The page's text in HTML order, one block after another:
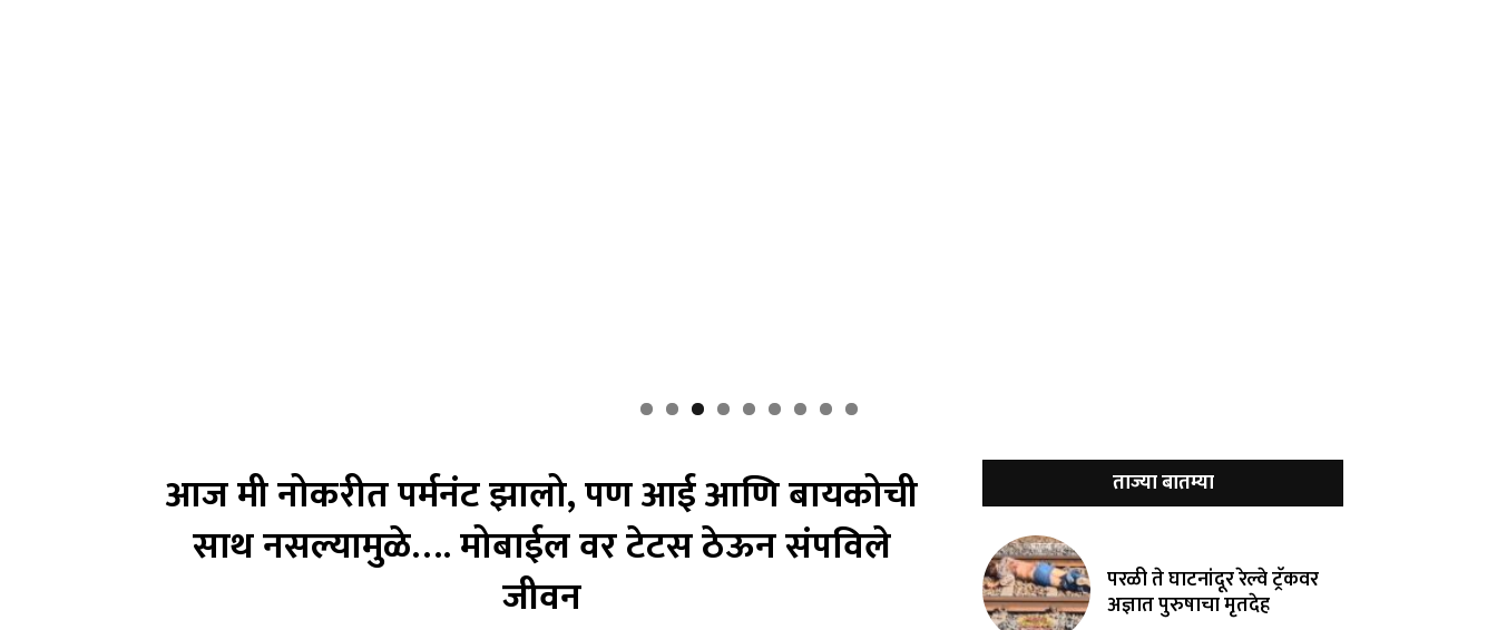
आज मी नोकरीत पर्मनंट झालो, पण आई आणि बायकोची
साथ नसल्यामुळे…. मोबाईल वर टेटस ठेऊन संपविले
जीवन
ताज्या बातम्या
परळी ते घाटनांदूर रेल्वे ट्रॅकवर
अज्ञात पुरुषाचा मृतदेह